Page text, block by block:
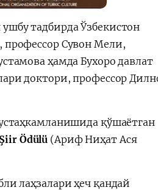
тадбирда Ўзбекистон
Сувон Мели,
ҳамда Бухоро давлат
доктори, профессор
қўшаётган
Ödülü (Ариф Ниҳат Ася
лаҳзалари ҳеч қандай